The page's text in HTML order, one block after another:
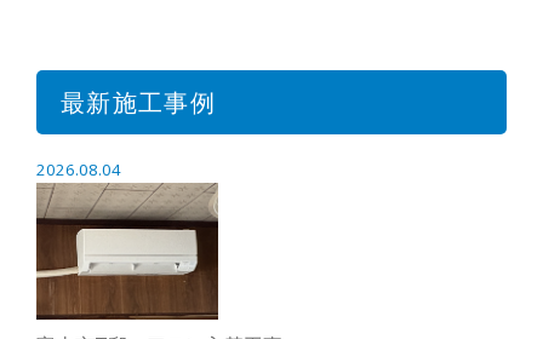
最新施工事例
2026.08.04